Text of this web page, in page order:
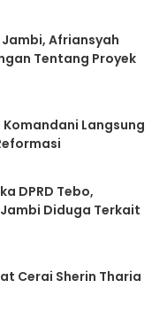
Afriansyah
Tentang Proyek
Komandani Langsung
DPRD Tebo,
Diduga Terkait
Cerai Sherin Tharia